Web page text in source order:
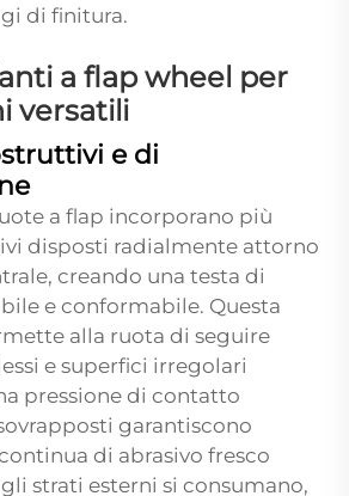
di finitura.
a flap wheel per
versatili
e di
a flap incorporano più
disposti radialmente attorno
creando una testa di
e conformabile. Questa
alla ruota di seguire
e superfici irregolari
pressione di contatto
garantiscono
di abrasivo fresco
strati esterni si consumano,